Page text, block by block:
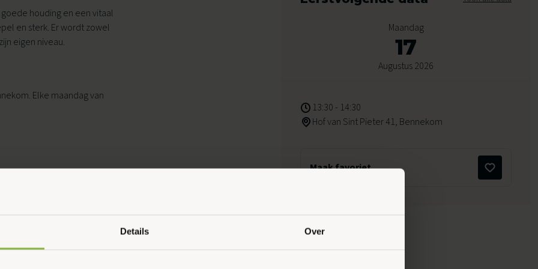
Details Over
houding en een vitaal
en sterk. Er wordt zowel
eigen niveau.
Elke maandag van
Maandag
17
Augustus 2026
13:30 - 14:30
Hof van Sint Pieter 41, Bennekom
Maak favoriet